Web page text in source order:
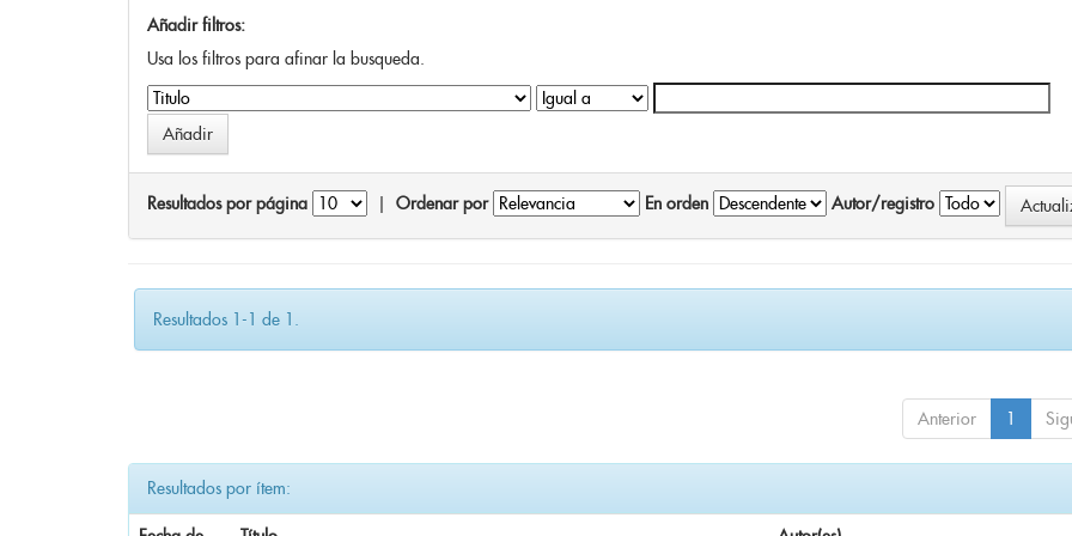
Añadir filtros:
Usa los filtros para afinar la busqueda.
Resultados por página Ordenar por En orden Autor/registro
Resultados 1-1 de 1.
Anterior 1
Resultados por ítem: